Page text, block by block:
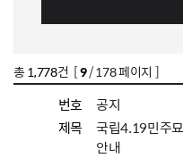
총 1,778건 [9/ 178 페이지 ]
번호
공지
제목
국립4.19민주
안내